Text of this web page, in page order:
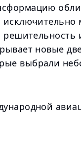
исключительно
решительность
новые
выбрали